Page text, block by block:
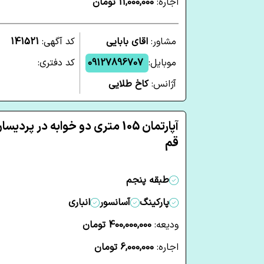
مشاور: اقای بابایی
موبایل: 09127896707
آژانس:کاخ طلایی
کد آگهی: 141521
کد دفتری:
آپارتمان 105 متری دو خوابه در
قم
طبقه پنجم
پارکینگ
آسانسور
انباری
ودیعه: 400,000,000 تومان
اجاره: 6,000,000 تومان